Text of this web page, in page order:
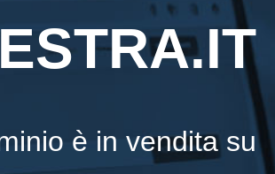
è in vendita su